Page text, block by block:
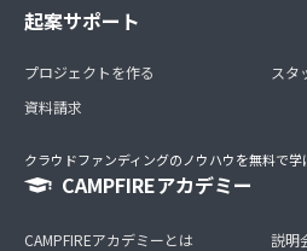
起案サポート
プロジェクトを作る
資料請求
スタ
クラウドファンディングのノウハウを無料で学
CAMPFIREアカデミー
CAMPFIREアカデミーとは
説明